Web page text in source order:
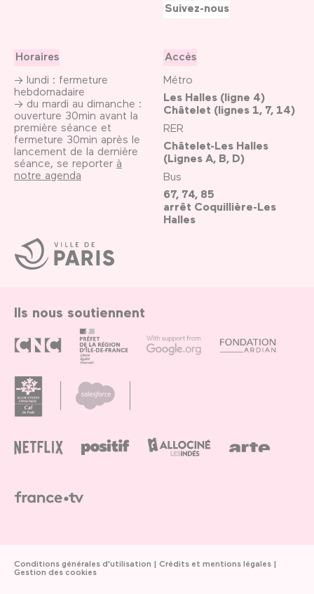
Ville
de
Paris
Horaires
→ lundi : fermeture
hebdomadaire
→ du mardi au dimanche :
ouverture 30min avant la
première séance et
fermeture 30min après le
lancement de la dernière
séance, se reporter à
notre agenda
Accès
Métro
Les Halles (ligne 4)
Châtelet (lignes 1, 7, 14)
RER
Châtelet-Les Halles
(Lignes A, B, D)
Bus
67, 74, 85
arrêt Coquillière-Les
Halles
Suivez-nous
Ils nous soutiennent
Conditions générales d'utilisation
Crédits et mentions légales
Gestion des cookies